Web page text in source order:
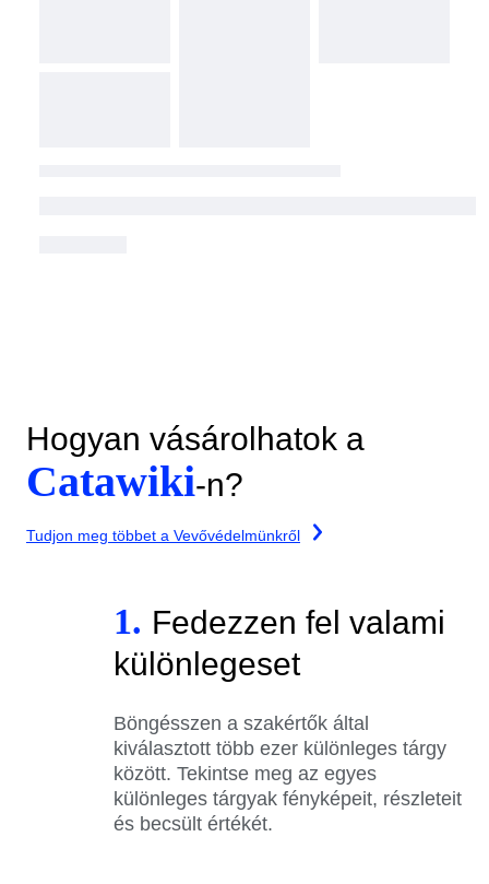
Hogyan vásárolhatok a
Catawiki-n?
Tudjon meg többet a Vevővédelmünkről
1. Fedezzen fel valami
különlegeset
Böngésszen a szakértők által
kiválasztott több ezer különleges tárgy
között. Tekintse meg az egyes
különleges tárgyak fényképeit, részleteit
és becsült értékét.